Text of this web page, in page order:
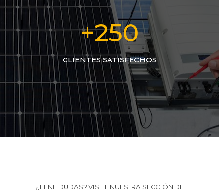
+250
CLIENTES SATISFECHOS
¿TIENE DUDAS? VISITE NUESTRA SECCIÓN DE